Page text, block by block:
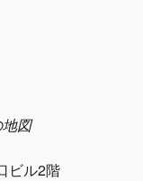
図
ビル2階